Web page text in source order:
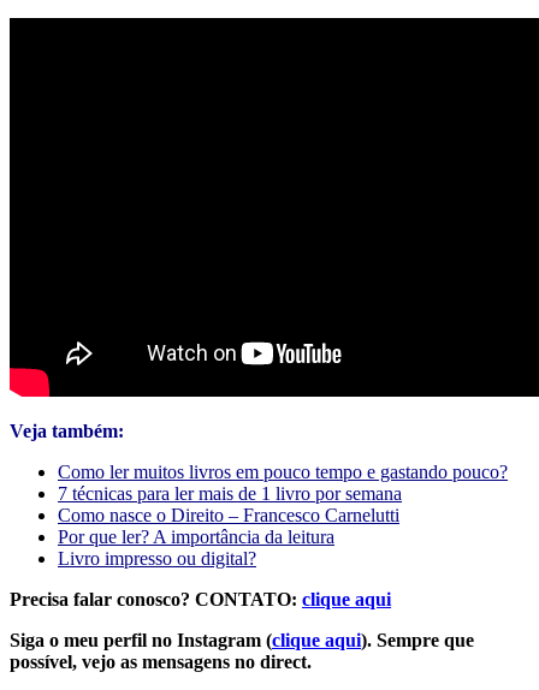
Veja também:
Como ler muitos livros em pouco tempo e gastando pouco?
7 técnicas para ler mais de 1 livro por semana
Como nasce o Direito – Francesco Carnelutti
Por que ler? A importância da leitura
Livro impresso ou digital?
Precisa falar conosco? CONTATO: clique aqui
Siga o meu perfil no Instagram (clique aqui). Sempre que
possível, vejo as mensagens no direct.